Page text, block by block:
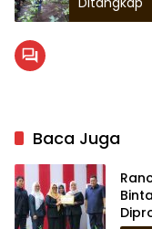
Baca Juga